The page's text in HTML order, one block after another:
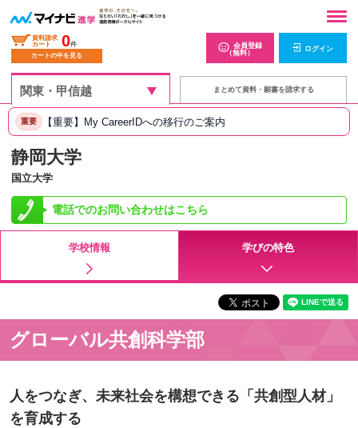
資料請求
カート
0件
カートの中を見る
会員登録
（無料）
ログイン
まとめて資料・願書を請求する
重要 【重要】My CareerIDへの移行のご案内
静岡大学
国立大学
電話でのお問い合わせはこちら
学校情報 学びの特色
グローバル共創科学部
人をつなぎ、未来社会を構想できる「共創型人材」
を育成する